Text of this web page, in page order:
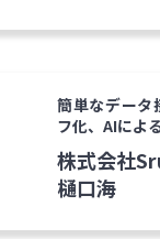
簡単なデータ
フ化、AIによ
株式会社
樋口海